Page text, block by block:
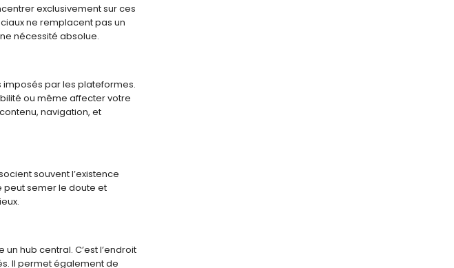
exclusivement sur ces
ne remplacent pas un
nécessité absolue.
imposés par les plateformes.
ou même affecter votre
navigation, et
souvent l’existence
peut semer le doute et
hub central. C’est l’endroit
Il permet également de